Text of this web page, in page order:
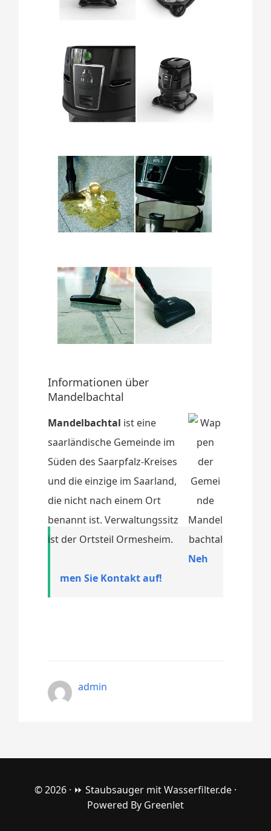
Informationen über
Mandelbachtal
Mandelbachtal ist eine
saarländische Gemeinde im
Süden des Saarpfalz-Kreises
und die einzige im Saarland,
die nicht nach einem Ort
benannt ist. Verwaltungssitz
ist der Ortsteil Ormesheim.
Neh
men Sie Kontakt auf!
admin
© 2026 · ⏩ Staubsauger mit Wasserfilter.de ·
Powered By Greenlet